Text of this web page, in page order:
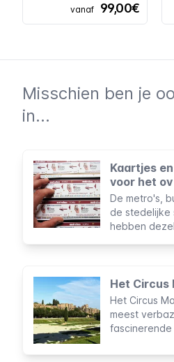
vanaf 99,00€
Misschien ben je
in...
Kaartjes
voor het ov
De metro's,
de stedelijke
hebben
Het Circus
Het Circus
meest
Het wordt